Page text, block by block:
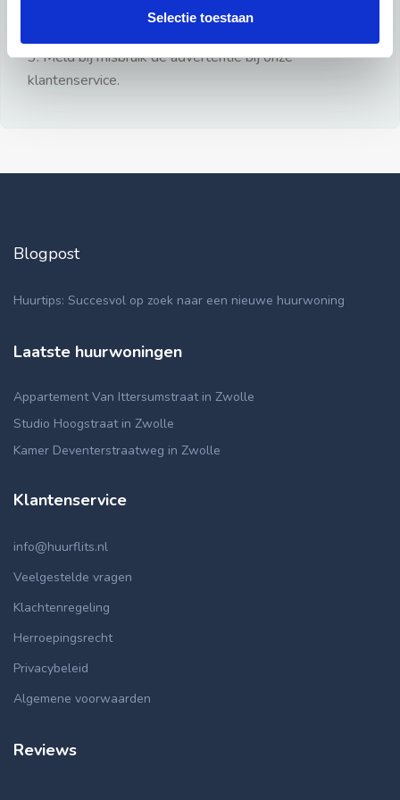
Selectie toestaan
3: Meld bij misbruik de advertentie bij onze
klantenservice.
Blogpost
Huurtips: Succesvol op zoek naar een nieuwe huurwoning
Laatste huurwoningen
Appartement Van Ittersumstraat in Zwolle
Studio Hoogstraat in Zwolle
Kamer Deventerstraatweg in Zwolle
Klantenservice
info@huurflits.nl
Veelgestelde vragen
Klachtenregeling
Herroepingsrecht
Privacybeleid
Algemene voorwaarden
Reviews